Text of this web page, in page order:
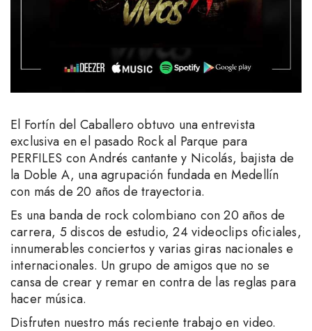
El Fortín del Caballero obtuvo una entrevista
exclusiva en el pasado Rock al Parque para
PERFILES con Andrés cantante y Nicolás, bajista de
la Doble A, una agrupación fundada en Medellín
con más de 20 años de trayectoria.
Es una banda de rock colombiano con 20 años de
carrera, 5 discos de estudio, 24 videoclips oficiales,
innumerables conciertos y varias giras nacionales e
internacionales. Un grupo de amigos que no se
cansa de crear y remar en contra de las reglas para
hacer música.
Disfruten nuestro más reciente trabajo en video.